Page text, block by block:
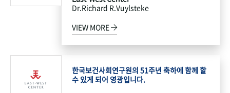
Dr.Richard R.Vuylsteke
VIEW MORE
한국보건사회연구원의 51주년 축하에 함께 할
수 있게 되어 영광입니다.